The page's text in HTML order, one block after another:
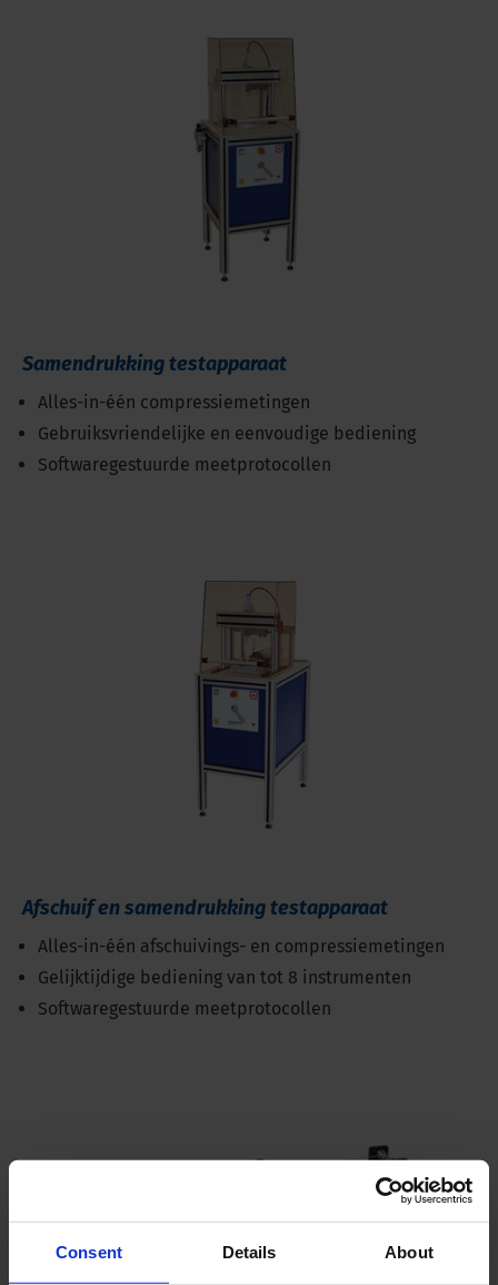
Consent Details About
Samendrukking testapparaat
Alles-in-één compressiemetingen
Gebruiksvriendelijke en eenvoudige bediening
Softwaregestuurde meetprotocollen
Afschuif en samendrukking testapparaat
Alles-in-één afschuivings- en compressiemetingen
Gelijktijdige bediening van tot 8 instrumenten
Softwaregestuurde meetprotocollen